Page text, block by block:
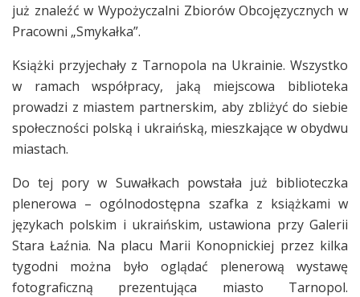
już znaleźć w Wypożyczalni Zbiorów Obcojęzycznych w
Pracowni „Smykałka”.
Książki przyjechały z Tarnopola na Ukrainie. Wszystko
w ramach współpracy, jaką miejscowa biblioteka
prowadzi z miastem partnerskim, aby zbliżyć do siebie
społeczności polską i ukraińską, mieszkające w obydwu
miastach.
Do tej pory w Suwałkach powstała już biblioteczka
plenerowa – ogólnodostępna szafka z książkami w
językach polskim i ukraińskim, ustawiona przy Galerii
Stara Łaźnia. Na placu Marii Konopnickiej przez kilka
tygodni można było oglądać plenerową wystawę
fotograficzną prezentująca miasto Tarnopol.